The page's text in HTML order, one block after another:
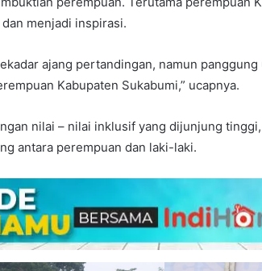
menjadi inspirasi.
ajang pertandingan, namun
Kabupaten Sukabumi,” ucapnya.
nilai – nilai inklusif yang dijunjung
antara perempuan dan laki-laki.